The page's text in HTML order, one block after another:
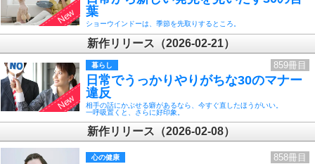
葉
ショーウインドーは、季節を先取りするところ。
新作リリース（2026-02-21）
暮らし 859冊目
日常でうっかりやりがちな30のマナー
違反
相手の話にかぶせる癖があるなら、今すぐ直したほうがいい。
一呼吸置くと、さらに好印象。
新作リリース（2026-02-08）
心の健康 858冊目